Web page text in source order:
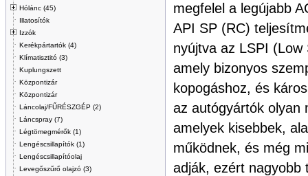
Hólánc (45)
Illatosítók
Izzók
Kerékpártartók (4)
Klímatisztitó (3)
Kuplungszett
Központizár
Központizár
Láncolaj/FŰRÉSZGÉP (2)
Láncspray (7)
Légtömegmérők (1)
Lengéscsillapítók (1)
Lengéscsillapítóolaj
Levegőszűrő olajzó (3)
megfelel a legújabb
API SP (RC)
nyújtva az LSPI
amely bizonyos
kopogáshoz, és
az autógyártók olyan
amelyek kisebbek,
működnek, és még
adják, ezért nagyobb